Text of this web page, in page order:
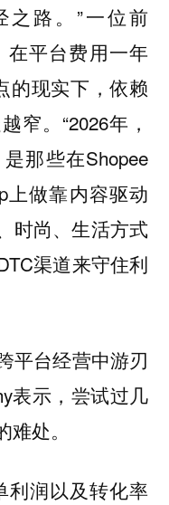
之路。”一位前
在平台费用一年
的现实下，依赖
窄。“2026年，
那些在Shopee
上做靠内容驱动
时尚、生活方式
渠道来守住利
平台经营中游刃
表示，尝试过几
处。
利润以及转化率